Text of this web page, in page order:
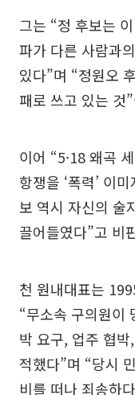
그는 “정 후보는
파가 다른 사람과
있다”며 “정원오
패로 쓰고 있는 것
이어 “5·18 왜곡
항쟁을 ‘폭력’ 이
보 역시 자신의 술
끌어들였다”고 비
천 원내대표는
“무소속 구의원이
박 요구, 업주 협박
적했다”며 “당시
비를 떠나 죄송하